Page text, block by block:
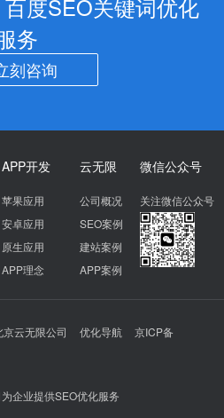
度SEO关键词优化
务
刻咨询
APP开发
苹果应用
安卓应用
原生应用
APP理念
云无限
公司概况
SEO案例
建站案例
APP案例
微信公众号
关注微信公众号
京云无限公司 优化导航
京ICP备
企业提供SEO优化服务